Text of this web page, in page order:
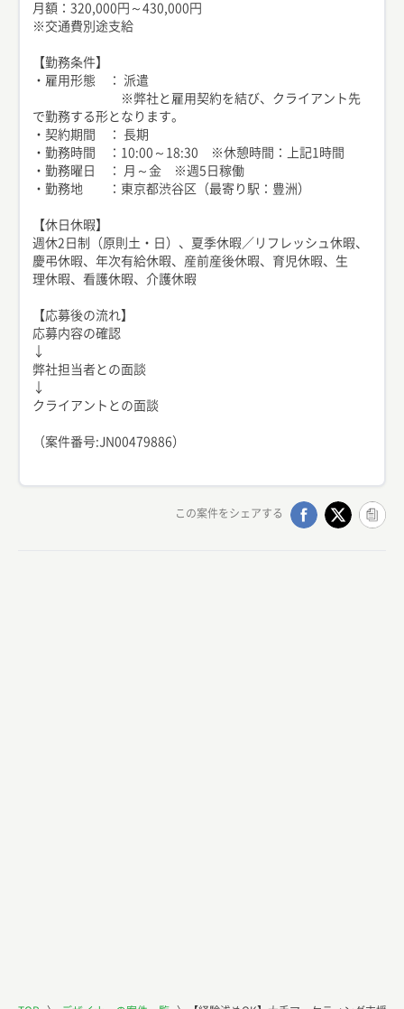
月額：320,000円～430,000円
※交通費別途支給
【勤務条件】
・雇用形態 ： 派遣
※弊社と雇用契約を結び、クライアント先
で勤務する形となります。
・契約期間 ： 長期
・勤務時間 ：10:00～18:30 ※休憩時間：上記1時間
・勤務曜日 ： 月～金 ※週5日稼働
・勤務地 ：東京都渋谷区（最寄り駅：豊洲）
【休日休暇】
週休2日制（原則土・日）、夏季休暇／リフレッシュ休暇、
慶弔休暇、年次有給休暇、産前産後休暇、育児休暇、生
理休暇、看護休暇、介護休暇
【応募後の流れ】
応募内容の確認
↓
弊社担当者との面談
↓
クライアントとの面談
（案件番号:JN00479886）
この案件をシェアする